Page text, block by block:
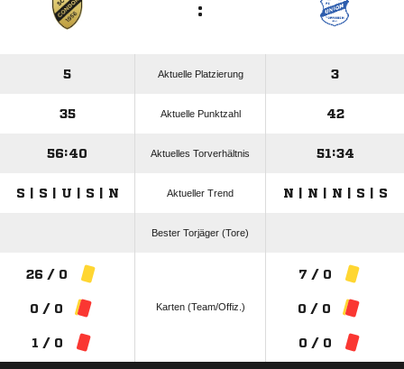
:
5 Aktuelle Platzierung 3
35 Aktuelle Punktzahl 42
56:40 Aktuelles Torverhältnis 51:34
S | S | U | S | N Aktueller Trend N | N | N | S | S
Bester Torjäger (Tore)
26 / 0
0 / 0
1 / 0
Karten (Team/Offiz.)
7 / 0
0 / 0
0 / 0